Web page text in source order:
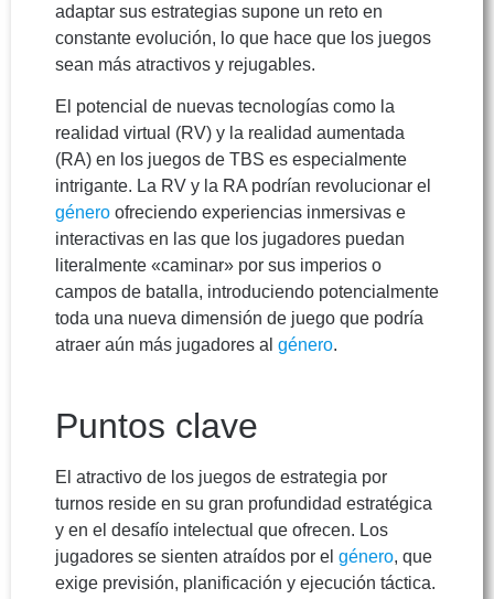
adaptar sus estrategias supone un reto en
constante evolución, lo que hace que los juegos
sean más atractivos y rejugables.
El potencial de nuevas tecnologías como la
realidad virtual (RV) y la realidad aumentada
(RA) en los juegos de TBS es especialmente
intrigante. La RV y la RA podrían revolucionar el
género ofreciendo experiencias inmersivas e
interactivas en las que los jugadores puedan
literalmente «caminar» por sus imperios o
campos de batalla, introduciendo potencialmente
toda una nueva dimensión de juego que podría
atraer aún más jugadores al género.
Puntos clave
El atractivo de los juegos de estrategia por
turnos reside en su gran profundidad estratégica
y en el desafío intelectual que ofrecen. Los
jugadores se sienten atraídos por el género, que
exige previsión, planificación y ejecución táctica.